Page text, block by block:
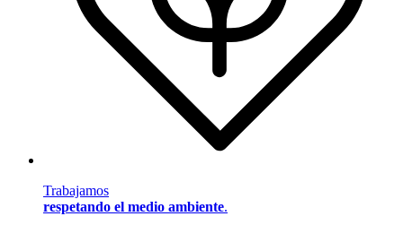
Trabajamos
respetando el medio ambiente.